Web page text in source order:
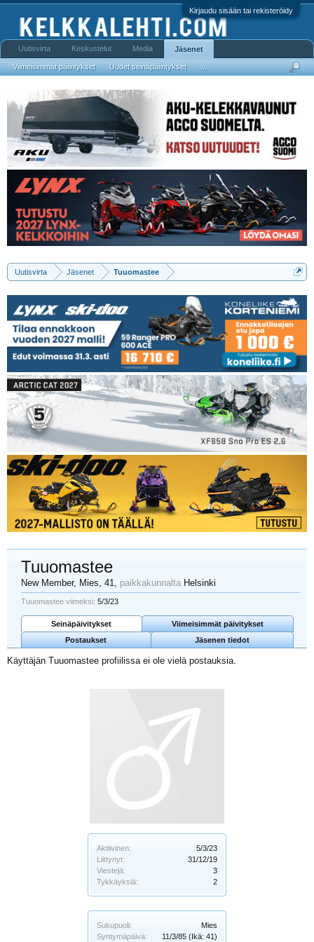
Kirjaudu sisään tai rekisteröidy
Uutisvirta Jäsenet Tuuomastee
Aktiivinen:
5/3/23
Liittynyt:
31/12/19
Viestejä:
3
Tykkäyksiä:
2
Sukupuoli:
Mies
Syntymäpäivä:
11/3/85 (Ikä: 41)
Tuuomastee
New Member, Mies, 41, paikkakunnalta Helsinki
Tuuomastee viimeksi: 5/3/23
Seinäpäivitykset
Viimeisimmät päivitykset
Postaukset
Jäsenen tiedot
Käyttäjän Tuuomastee profiilissa ei ole vielä postauksia.
Uutisvirta Keskustelut Media Jäsenet
Viimeisimmät päivitykset Uudet seinäpäivitykset